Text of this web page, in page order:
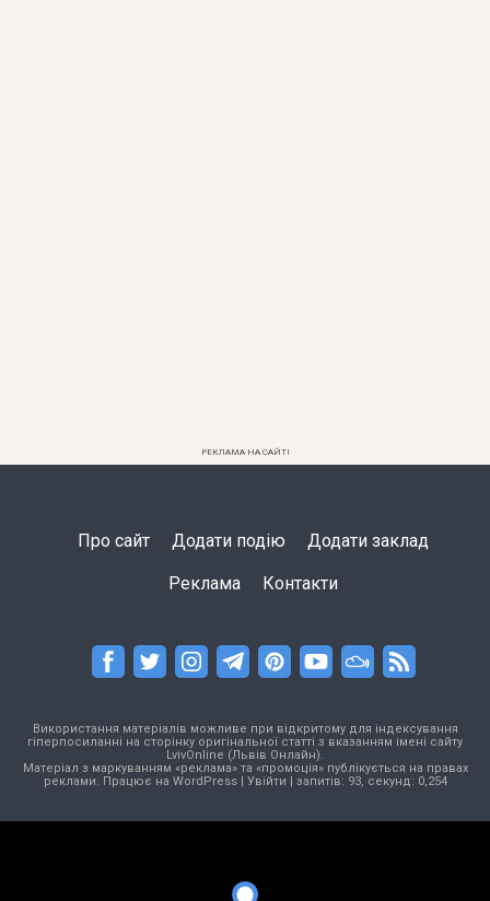
РЕКЛАМА НА САЙТІ
Про сайт Додати подію Додати заклад
Реклама Контакти
Використання матеріалів можливе при відкритому для індексування
гіперпосиланні на сторінку оригінальної статті з вказанням імені сайту
LvivOnline (Львів Онлайн).
Матеріал з маркуванням «реклама» та «промоція» публікується на правах
реклами. Працює на WordPress| Увійти | запитів: 93, секунд: 0,254